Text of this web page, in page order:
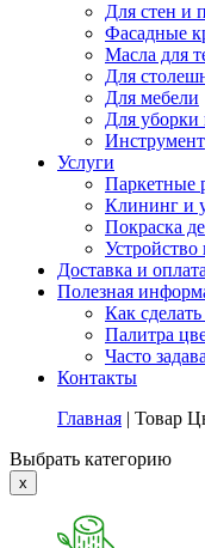
Для стен и
Фасадные
Масла для
Для
Для мебели
Для уборки
Инструмент
Услуги
Паркетные
Клининг и
Покраска
Устройство
Доставка и оплата
Полезная
Как сделать
Палитра
Часто
Контакты
Главная | Товар
Выбрать категорию
x